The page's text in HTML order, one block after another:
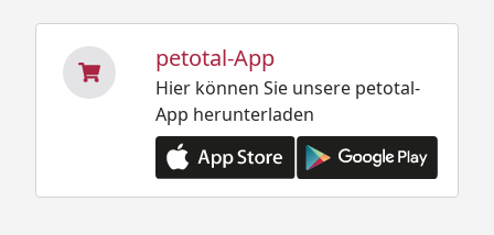
petotal-App
Hier können Sie unsere petotal-
App herunterladen